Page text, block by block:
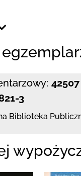
42507
3
Biblioteka